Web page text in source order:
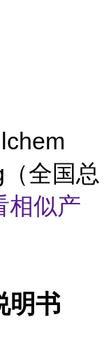
全国总
相似产
明书